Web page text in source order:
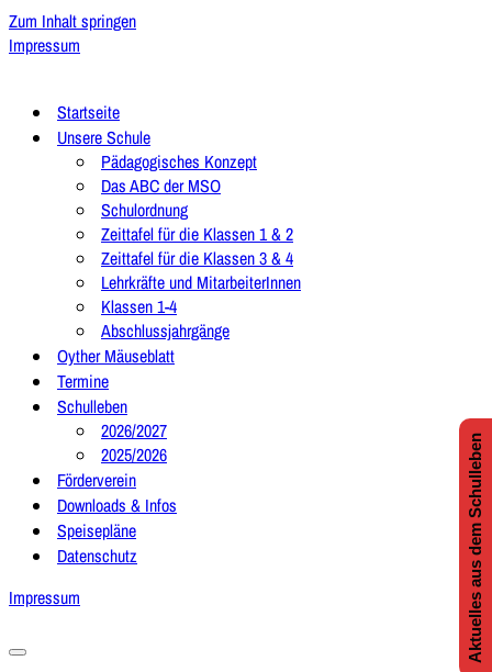
Zum Inhalt springen
Impressum
Startseite
Unsere Schule
Pädagogisches Konzept
Das ABC der MSO
Schulordnung
Zeittafel für die Klassen 1 & 2
Zeittafel für die Klassen 3 & 4
Lehrkräfte und MitarbeiterInnen
Klassen 1-4
Abschlussjahrgänge
Oyther Mäuseblatt
Termine
Schulleben
2026/2027
2025/2026
Förderverein
Downloads & Infos
Speisepläne
Datenschutz
Impressum
Navigationsmenü
Aktuelles aus dem Schulleben